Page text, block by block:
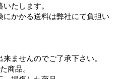
たします。
かかる送料は弊社にて負担い
ませんのでご了承下さい。
商品。